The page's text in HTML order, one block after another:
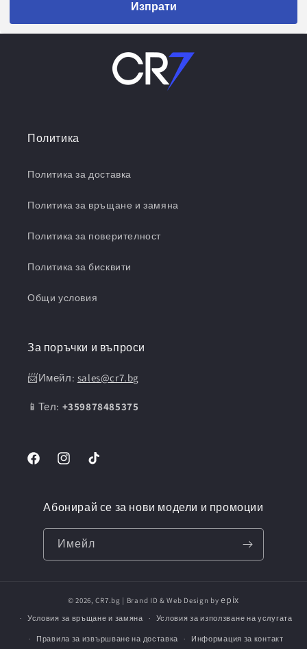
Изпрати
Политика
Политика за доставка
Политика за връщане и замяна
Политика за поверителност
Политика за бисквити
Общи условия
За поръчки и въпроси
📨Имейл: sales@cr7.bg
📱Тел: +359878485375
FacebookInstagramTikTok
Абонирай се за нови модели и промоции
Имейл
© 2026,CR7.bg | Brand ID & Web Design byepix
Условия за връщане и замяна Условия за използване на услугата
Правила за извършване на доставка Информация за контакт